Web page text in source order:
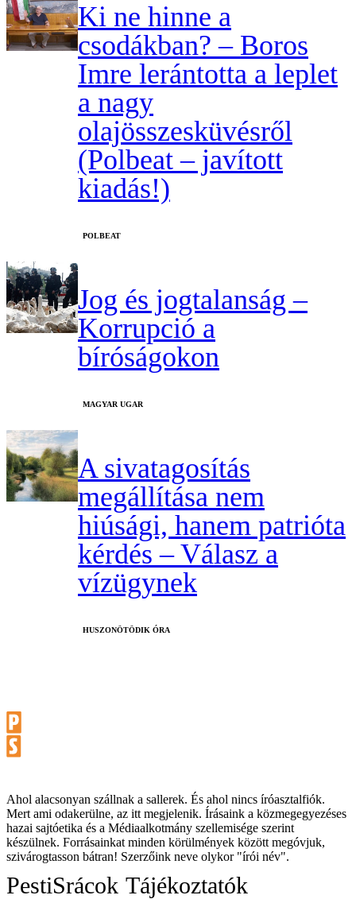
Ki ne hinne a
csodákban? – Boros
Imre lerántotta a leplet
a nagy
olajösszesküvésről
(Polbeat – javított
kiadás!)
‎POLBEAT
Jog és jogtalanság –
Korrupció a
bíróságokon
MAGYAR UGAR
A sivatagosítás
megállítása nem
hiúsági, hanem patrióta
kérdés – Válasz a
vízügynek
HUSZONÖTÖDIK ÓRA
Ahol alacsonyan szállnak a sallerek. És ahol nincs íróasztalfiók.
Mert ami odakerülne, az itt megjelenik. Írásaink a közmegegyezéses
hazai sajtóetika és a Médiaalkotmány szellemisége szerint
készülnek. Forrásainkat minden körülmények között megóvjuk,
szivárogtasson bátran! Szerzőink neve olykor "írói név".
PestiSrácok Tájékoztatók